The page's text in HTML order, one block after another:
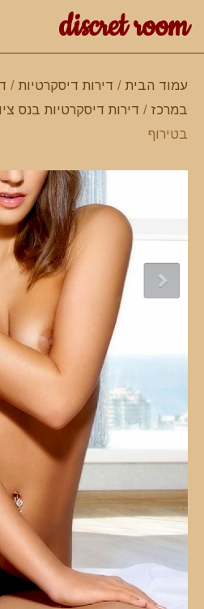
discret room
עמוד הבית / דירות דיסקרטיות /
במרכז / דירות דיסקרטיות בנס
בטירוף